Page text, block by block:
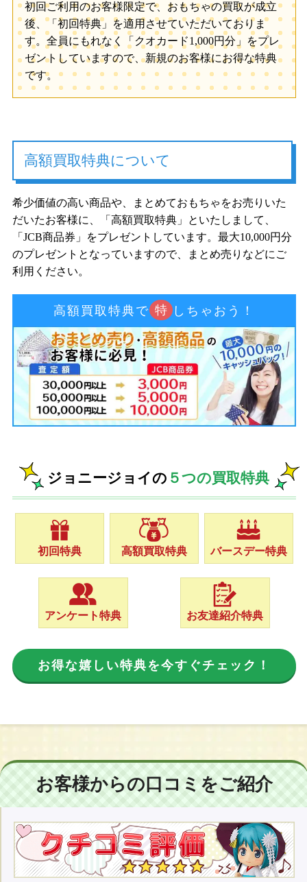
初回ご利用のお客様限定で、おもちゃの買取が成立
後、「初回特典」を適用させていただいておりま
す。全員にもれなく「クオカード1,000円分」をプレ
ゼントしていますので、新規のお客様にお得な特典
です。
高額買取特典について
希少価値の高い商品や、まとめておもちゃをお売りいた
だいたお客様に、「高額買取特典」といたしまして、
「JCB商品券」をプレゼントしています。最大10,000円分
のプレゼントとなっていますので、まとめ売りなどにご
利用ください。
高額買取特典で 特 しちゃおう！
ジョニージョイの ５つの買取特典
初回特典 高額買取特典 バースデー特典
アンケート特典 お友達紹介特典
お得な嬉しい特典を今すぐチェック！
お客様からの口コミをご紹介